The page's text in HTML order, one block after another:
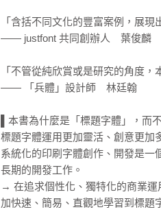
「含括不同文化的豐富案例，展現
—— justfont 共同創辦人　葉俊麟
「不管從純欣賞或是研究的角度，
—— 「兵體」設計師　林廷翰
▌本書為什麼是「標題字體」，而
標題字體運用更加靈活、創意更加
系統化的印刷字體創作、開發是一
長期的開發工作。
→ 在追求個性化、獨特化的商業
加快速、簡易、直觀地學習到標題